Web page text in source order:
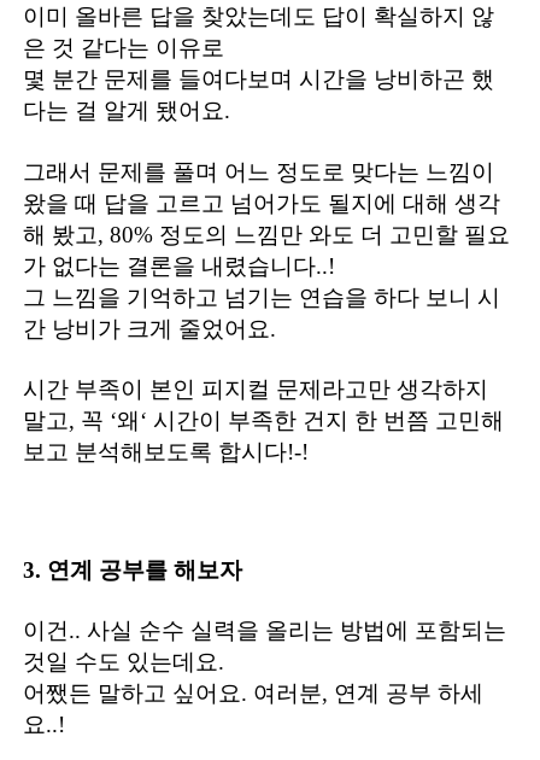
이미 올바른 답을 찾았는데도 답이 확실하지 않
은 것 같다는 이유로
몇 분간 문제를 들여다보며 시간을 낭비하곤 했
다는 걸 알게 됐어요.
그래서 문제를 풀며 어느 정도로 맞다는 느낌이
왔을 때 답을 고르고 넘어가도 될지에 대해 생각
해 봤고, 80% 정도의 느낌만 와도 더 고민할 필요
가 없다는 결론을 내렸습니다..!
그 느낌을 기억하고 넘기는 연습을 하다 보니 시
간 낭비가 크게 줄었어요.
시간 부족이 본인 피지컬 문제라고만 생각하지
말고, 꼭 ‘왜‘ 시간이 부족한 건지 한 번쯤 고민해
보고 분석해보도록 합시다!-!
3. 연계 공부를 해보자
이건.. 사실 순수 실력을 올리는 방법에 포함되는
것일 수도 있는데요.
어쨌든 말하고 싶어요. 여러분, 연계 공부 하세
요..!